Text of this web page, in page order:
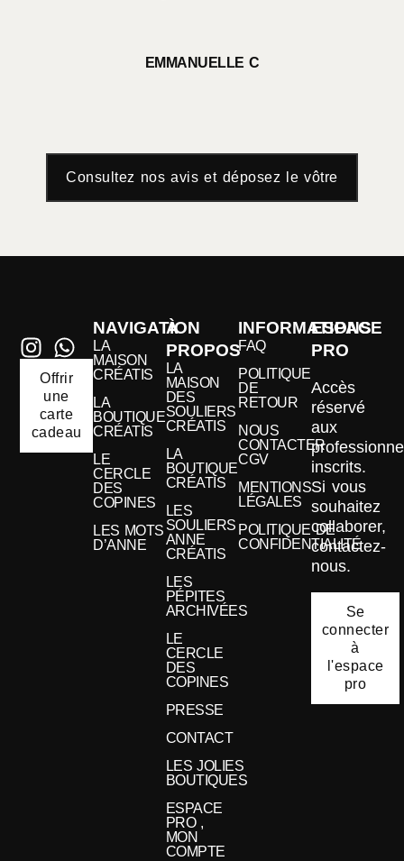
EMMANUELLE C
Consultez nos avis et déposez le vôtre
Offrir
une
carte
cadeau
NAVIGATION
LA
MAISON
CRÉATIS
LA
BOUTIQUE
CRÉATIS
LE
CERCLE
DES
COPINES
LES MOTS
D’ANNE
À
PROPOS
LA
MAISON
DES
SOULIERS
CRÉATIS
LA
BOUTIQUE
CRÉATIS
LES
SOULIERS
ANNE
CRÉATIS
LES
PÉPITES
ARCHIVÉES
LE
CERCLE
DES
COPINES
PRESSE
CONTACT
LES JOLIES
BOUTIQUES
ESPACE
PRO ,
MON
COMPTE
INFORMATIONS
FAQ
POLITIQUE
DE
RETOUR
NOUS
CONTACTER
CGV
MENTIONS
LÉGALES
POLITIQUE DE
CONFIDENTIALITÉ
ESPACE
PRO
Accès
réservé
aux
inscrits.
Si vous
souhaitez
collaborer,
contactez-
nous.
Se
connecter
à
l'espace
pro